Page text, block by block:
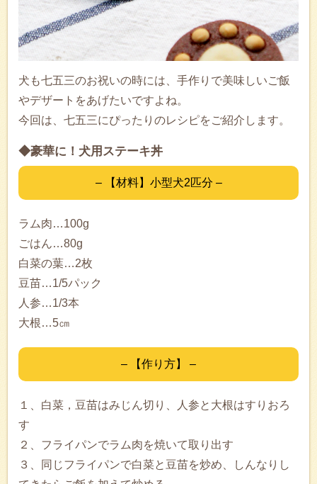
犬も七五三のお祝いの時には、手作りで美味しいご飯
やデザートをあげたいですよね。
今回は、七五三にぴったりのレシピをご紹介します。
◆豪華に！犬用ステーキ丼
– 【材料】小型犬2匹分 –
ラム肉…100g
ごはん…80g
白菜の葉…2枚
豆苗…1/5パック
人参…1/3本
大根…5㎝
– 【作り方】 –
１、白菜，豆苗はみじん切り、人参と大根はすりおろ
す
２、フライパンでラム肉を焼いて取り出す
３、同じフライパンで白菜と豆苗を炒め、しんなりし